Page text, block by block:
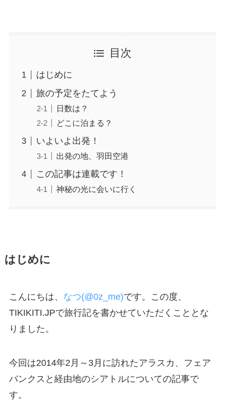
目次
はじめに
旅の予定をたてよう
日数は？
どこに泊まる？
いよいよ出発！
出発の地、羽田空港
この記事は連載です！
神秘の光に会いに行く
はじめに
こんにちは、 なつ(@0z_me)です。この度、
TIKIKITI.JPで旅行記を書かせていただくこととな
りました。
今回は2014年2月～3月に訪れたアラスカ、フェア
バンクスと経由地のシアトルについての記事で
す。